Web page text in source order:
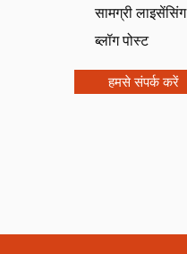
सामग्री लाइसेंसिंग
ब्लॉग पोस्ट
हमसे संपर्क करें